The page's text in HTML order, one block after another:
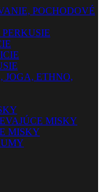
POCHODOVÉ
ETHNO,
MISKY
MISKY